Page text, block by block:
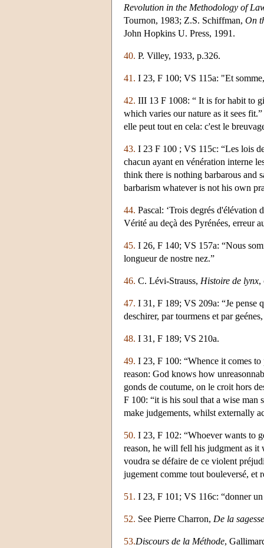
Revolution in the Methodology of
Tournon, 1983; Z.S. Schiffman, On
John Hopkins U. Press, 1991.
40. P. Villey, 1933, p.326.
41. I 23, F 100; VS 115a: "Et
42. III 13 F 1008: “ It is for habit to
which varies our nature as it sees
elle peut tout en cela: c'est le
43. I 23 F 100 ; VS 115c: “Les lois
chacun ayant en vénération interne
think there is nothing barbarous and
barbarism whatever is not his own
44. Pascal: ‘Trois degrés
Vérité au deçà des Pyrénées, erreur
45. I 26, F 140; VS 157a: “Nous
longueur de nostre nez.”
46. C. Lévi-Strauss, Histoire de lynx,
47. I 31, F 189; VS 209a: “Je pense
deschirer, par tourmens et par
48. I 31, F 189; VS 210a.
49. I 23, F 100: “Whence it comes
reason: God knows how
gonds de coutume, on le croit hors
F 100: “it is his soul that a wise
make judgements, whilst externally
50. I 23, F 102: “Whoever wants to
reason, he will fell his judgment as it
voudra se défaire de ce violent
jugement comme tout bouleversé, et
51. I 23, F 101; VS 116c: “donner
52. See Pierre Charron, De la sagesse
53.Discours de la Méthode,